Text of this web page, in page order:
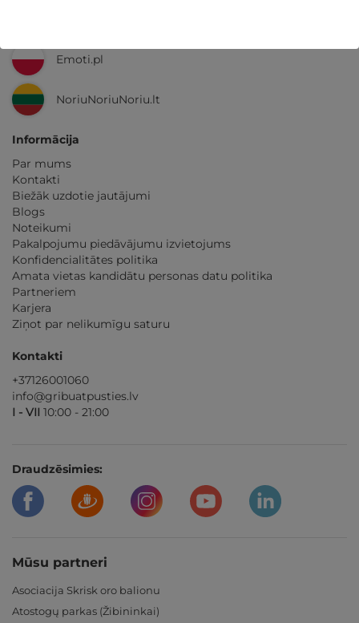
Emoti.pl
NoriuNoriuNoriu.lt
Informācija
Par mums
Kontakti
Biežāk uzdotie jautājumi
Blogs
Noteikumi
Pakalpojumu piedāvājumu izvietojums
Konfidencialitātes politika
Amata vietas kandidātu personas datu politika
Partneriem
Karjera
Ziņot par nelikumīgu saturu
Kontakti
+37126001060
info@gribuatpusties.lv
I - VII 10:00 - 21:00
Draudzēsimies:
Mūsu partneri
Asociacija Skrisk oro balionu
Atostogų parkas (Žibininkai)